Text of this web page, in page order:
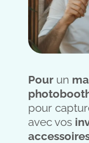
Pour un
pour
avec vos